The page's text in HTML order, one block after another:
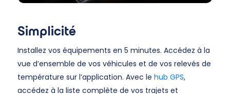
Simplicité
Installez vos équipements en 5 minutes. Accédez à la
vue d’ensemble de vos véhicules et de vos relevés de
température sur l’application. Avec le hub GPS,
accédez à la liste complète de vos trajets et